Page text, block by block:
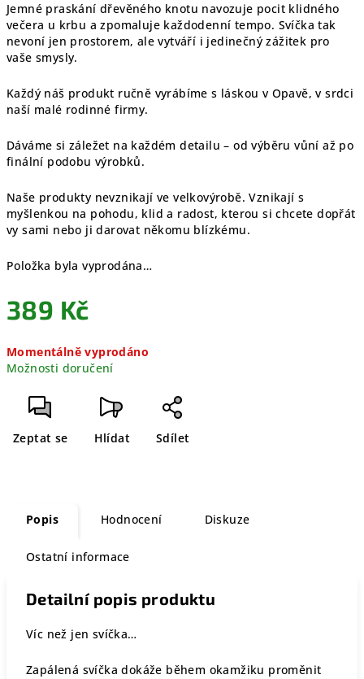
Jemné praskání dřevěného knotu navozuje pocit klidného
večera u krbu a zpomaluje každodenní tempo. Svíčka tak
nevoní jen prostorem, ale vytváří i jedinečný zážitek pro
vaše smysly.
Každý náš produkt ručně vyrábíme s láskou v Opavě, v srdci
naší malé rodinné firmy.
Dáváme si záležet na každém detailu – od výběru vůní až po
finální podobu výrobků.
Naše produkty nevznikají ve velkovýrobě. Vznikají s
myšlenkou na pohodu, klid a radost, kterou si chcete dopřát
vy sami nebo ji darovat někomu blízkému.
Položka byla vyprodána…
389 Kč
cena:
Momentálně vyprodáno
Možnosti doručení
Zeptat se Hlídat Sdílet
Popis Hodnocení Diskuze
Ostatní informace
Detailní popis produktu
Víc než jen svíčka…
Zapálená svíčka dokáže během okamžiku proměnit